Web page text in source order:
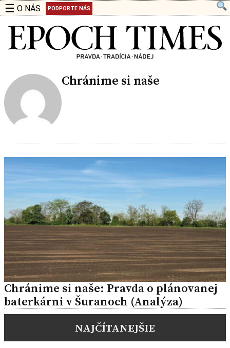
☰ O NÁS PODPORTE NÁS
Chránime si naše
Chránime si naše: Pravda o plánovanej
baterkárni v Šuranoch (Analýza)
NAJČÍTANEJŠIE